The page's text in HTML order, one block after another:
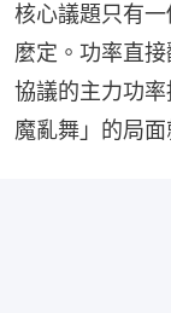
核心議題只有
麼定。功率直
協議的主力功
魔亂舞」的局面